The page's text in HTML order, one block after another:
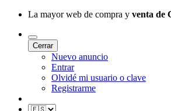
La mayor web de compra y venta de
Cerrar
Nuevo anuncio
Entrar
Olvidé mi usuario o clave
Registrarme